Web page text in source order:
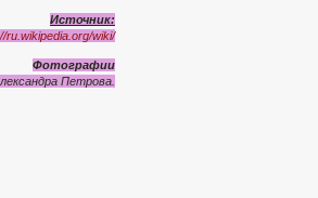
Источник:
ru.wikipedia.org/wiki/
Фотографии
Петрова.